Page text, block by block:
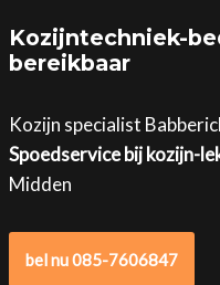
Kozijntechniek-
bereikbaar
Kozijn specialist
Spoedservice bij kozijn-
Midden
bel nu 085-7606847